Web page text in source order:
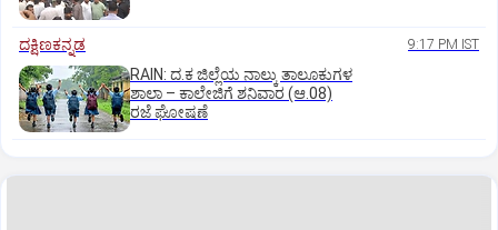
ದಕ್ಷಿಣಕನ್ನಡ 9:17 PM IST
RAIN: ದ.ಕ ಜಿಲ್ಲೆಯ ನಾಲ್ಕು ತಾಲೂಕುಗಳ
ಶಾಲಾ – ಕಾಲೇಜಿಗೆ ಶನಿವಾರ (ಆ.08)
ರಜೆ ಘೋಷಣೆ